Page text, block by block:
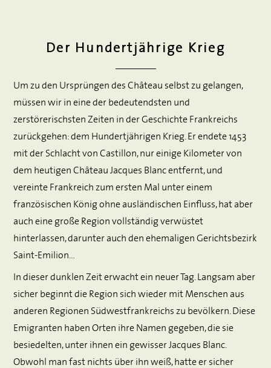
Der Hundertjährige Krieg
Um zu den Ursprüngen des Château selbst zu gelangen,
müssen wir in eine der bedeutendsten und
zerstörerischsten Zeiten in der Geschichte Frankreichs
zurückgehen: dem Hundertjährigen Krieg. Er endete 1453
mit der Schlacht von Castillon, nur einige Kilometer von
dem heutigen Château Jacques Blanc entfernt, und
vereinte Frankreich zum ersten Mal unter einem
französischen König ohne ausländischen Einfluss, hat aber
auch eine große Region vollständig verwüstet
hinterlassen, darunter auch den ehemaligen Gerichtsbezirk
Saint-Emilion…
In dieser dunklen Zeit erwacht ein neuer Tag. Langsam aber
sicher beginnt die Region sich wieder mit Menschen aus
anderen Regionen Südwestfrankreichs zu bevölkern. Diese
Emigranten haben Orten ihre Namen gegeben, die sie
besiedelten, unter ihnen ein gewisser Jacques Blanc.
Obwohl man fast nichts über ihn weiß, hatte er sicher